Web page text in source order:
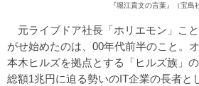
『堀江貴文の言葉』（宝島
元ライブドア社長「ホリエモン」こ
がせ始めたのは、00年代前半のこと。
本木ヒルズを拠点とする「ヒルズ族」
総額1兆円に迫る勢いのIT企業の長者と